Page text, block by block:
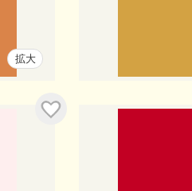
拡大